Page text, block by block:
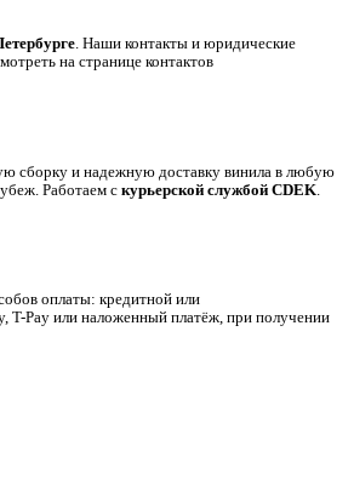
. Наши контакты и юридические
на странице контактов
сборку и надежную доставку винила в любую
Работаем с курьерской службой CDEK
оплаты: кредитной или
T-Pay или наложенный платёж, при получении